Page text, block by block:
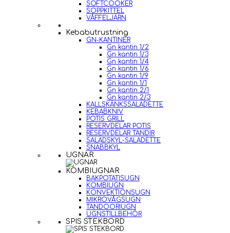
SOFTCOOKER
SOPPKITTEL
VÅFFELJÄRN
Kebabutrustning
GN-KANTINER
Gn kantin 1/2
Gn kantin 1/3
Gn kantin 1/4
Gn kantin 1/6
Gn kantin 1/9
Gn kantin 1/1
Gn kantin 2/1
Gn kantin 2/3
KALLSKÄNKSSALADETTE
KEBABKNIV
POTIS GRILL
RESERVDELAR POTIS
RESERVDELAR TANDIR
SALADSKYL-SALADETTE
SNABBKYL
UGNAR
KOMBIUGNAR
BAKPOTATISUGN
KOMBIUGN
KONVEKTIONSUGN
MIKROVÅGSUGN
TANDOORIUGN
UGNSTILLBEHÖR
SPIS STEKBORD